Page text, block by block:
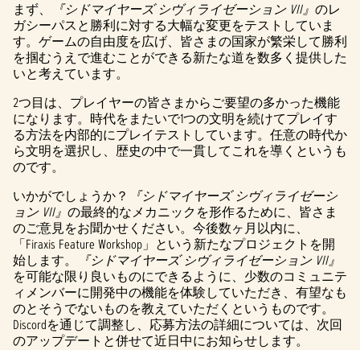
まず、
『シドマイヤーズ シヴィライゼーション VII』 のレ
ガシーパスと勝利に対する大幅な変更をテストしていま
す。ゲームの自由度を広げ、皆さまの国家が繁栄して勝利
を掴むうえで進むことができる新たな道を数多く提供した
いと考えています。
2つ目は、プレイヤーの皆さまからご要望の多かった機能
になります。時代をまたいで1つの文明を続けてプレイす
る方法を内部的にプレイテストしています。任意の時代か
ら文明を選択し、歴史の中で一貫してこれを導くというも
のです。
いかがでしょうか？
『シドマイヤーズ シヴィライゼーシ
ョン VII』 の最終的なメカニックを形作るために、皆さま
のご意見をお聞かせください。今後数ヶ月以内に、
「Firaxis Feature Workshop」という新たなプロジェクトを開
始します。
『シドマイヤーズ シヴィライゼーション VII』
を可能な限り良いものにできるように、少数のコミュニテ
ィメンバーに開発中の機能を体験していただき、有望なも
のとそうでないものを教えていただくというものです。
Discordを通じて調整し、応募方法の詳細については、次回
のアップデートと併せて近日中にお知らせします。